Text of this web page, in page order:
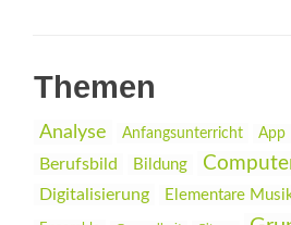
Themen
Analyse Anfangsunterricht App
Berufsbild Bildung
Digitalisierung Elementare